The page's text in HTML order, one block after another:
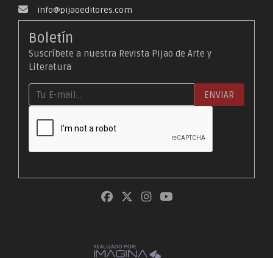
info@pijaoeditores.com
Boletín
Suscríbete a nuestra Revista Pijao de Arte y
Literatura
ENVIAR